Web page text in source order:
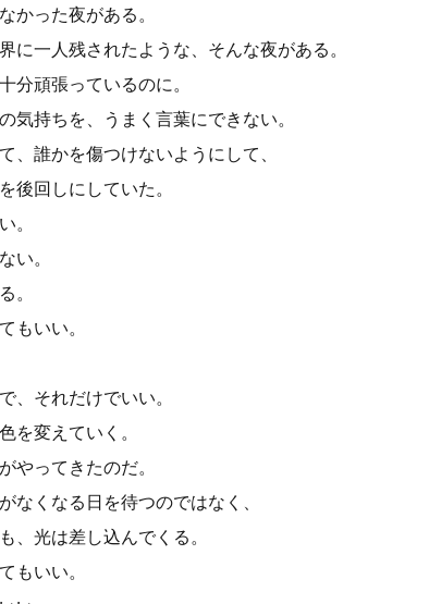
かった夜がある。
に一人残されたような、そんな夜がある。
分頑張っているのに。
気持ちを、うまく言葉にできない。
、誰かを傷つけないようにして、
後回しにしていた。
。
い。
。
もいい。
、それだけでいい。
を変えていく。
やってきたのだ。
なくなる日を待つのではなく、
、光は差し込んでくる。
もいい。